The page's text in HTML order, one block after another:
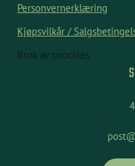
Personvernerklæring
Kjøpsvilkår /
Bruk av coockies